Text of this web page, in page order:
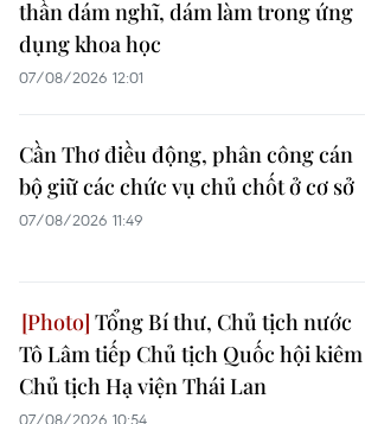
thần dám nghĩ, dám làm trong ứng
dụng khoa học
07/08/2026 12:01
Cần Thơ điều động, phân công cán
bộ giữ các chức vụ chủ chốt ở cơ sở
07/08/2026 11:49
Tổng Bí thư, Chủ tịch nước
Tô Lâm tiếp Chủ tịch Quốc hội kiêm
Chủ tịch Hạ viện Thái Lan
07/08/2026 10:54